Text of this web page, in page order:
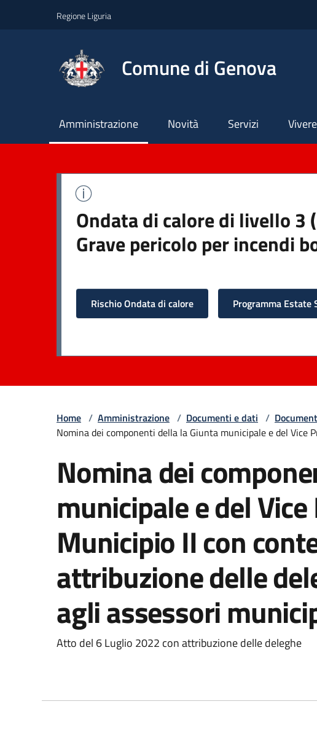
Regione Liguria
Comune di Genova
Principale
Amministrazione Novità Servizi
Ondata di calore di livello 3
Grave pericolo per incendi
Rischio Ondata di calore Programma Estate
Home / Amministrazione / Documenti e dati /
Nomina dei componenti della la Giunta municipale e del
Nomina dei
municipale e del
Municipio II con
attribuzione delle
agli assessori
Atto del 6 Luglio 2022 con attribuzione delle deleghe